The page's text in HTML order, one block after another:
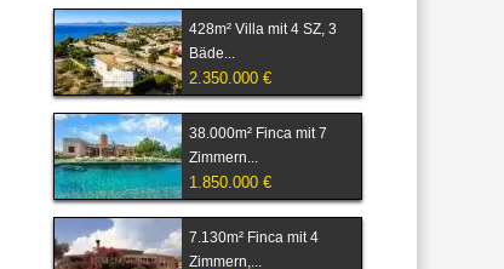
428m² Villa mit 4 SZ, 3
Bäde...
2.350.000 €
38.000m² Finca mit 7
Zimmern...
1.850.000 €
7.130m² Finca mit 4
Zimmern,...